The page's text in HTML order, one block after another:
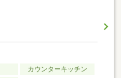
カウンターキッチン